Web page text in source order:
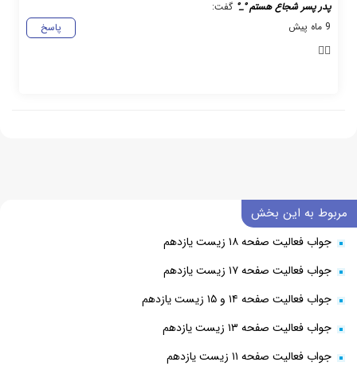
پدر پسر شجاع هستم °_° گفت:
پاسخ
9 ماه پیش
👌🏻
مربوط به این بخش
جواب فعالیت صفحه ۱۸ زیست یازدهم
جواب فعالیت صفحه ۱۷ زیست یازدهم
جواب فعالیت صفحه ۱۴ و ۱۵ زیست یازدهم
جواب فعالیت صفحه ۱۳ زیست یازدهم
جواب فعالیت صفحه ۱۱ زیست یازدهم